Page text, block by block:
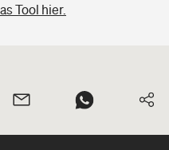
Tool hier.